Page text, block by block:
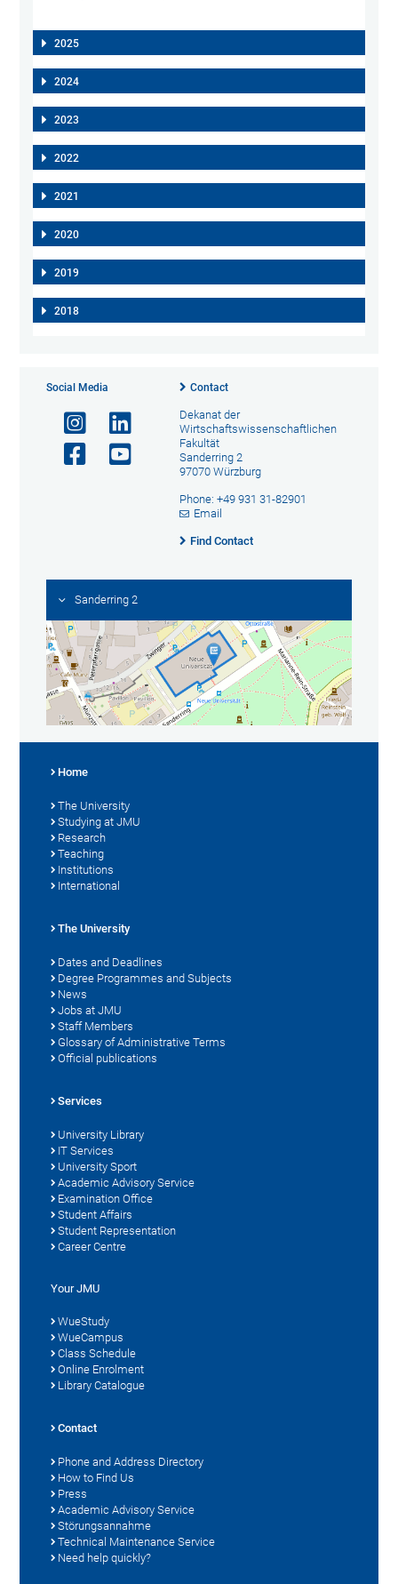
2025
2024
2023
2022
2021
2020
2019
2018
Social Media Contact
Dekanat der
Wirtschaftswissenschaftlichen
Fakultät
Sanderring 2
97070 Würzburg
Phone: +49 931 31-82901
Email
Find Contact
Sanderring 2
Home
The University
Studying at JMU
Research
Teaching
Institutions
International
The University
Dates and Deadlines
Degree Programmes and Subjects
News
Jobs at JMU
Staff Members
Glossary of Administrative Terms
Official publications
Services
University Library
IT Services
University Sport
Academic Advisory Service
Examination Office
Student Affairs
Student Representation
Career Centre
Your JMU
WueStudy
WueCampus
Class Schedule
Online Enrolment
Library Catalogue
Contact
Phone and Address Directory
How to Find Us
Press
Academic Advisory Service
Störungsannahme
Technical Maintenance Service
Need help quickly?